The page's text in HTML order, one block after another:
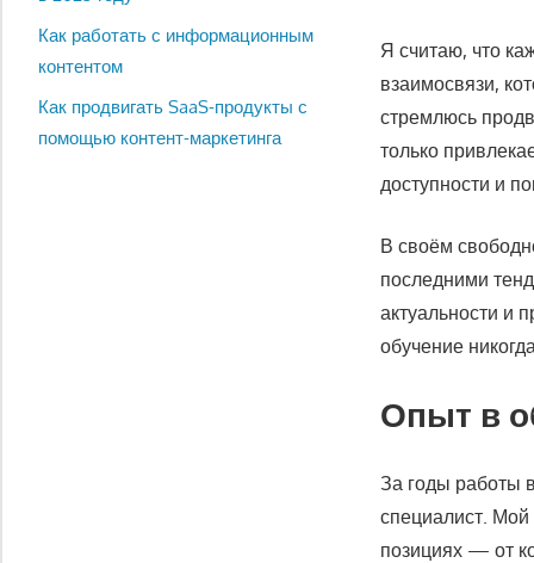
Я считаю, что
взаимосвязи,
стремлюсь
только
доступности и
В своём
последними
актуальности и
обучение
Опыт в
За годы работы
специалист.
позициях — от
Как работать с информационным
контентом
Как продвигать SaaS-продукты с
помощью контент-маркетинга